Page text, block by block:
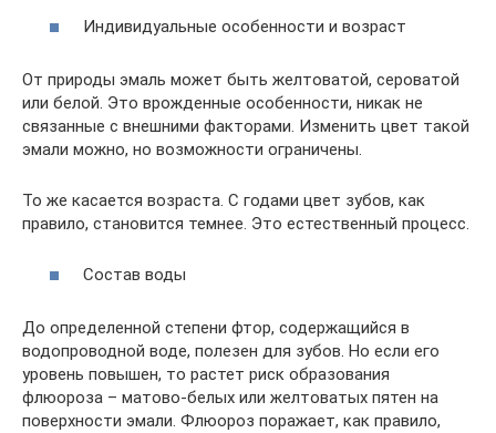
Индивидуальные особенности и возраст
От природы эмаль может быть желтоватой, сероватой
или белой. Это врожденные особенности, никак не
связанные с внешними факторами. Изменить цвет такой
эмали можно, но возможности ограничены.
То же касается возраста. С годами цвет зубов, как
правило, становится темнее. Это естественный процесс.
Состав воды
До определенной степени фтор, содержащийся в
водопроводной воде, полезен для зубов. Но если его
уровень повышен, то растет риск образования
флюороза – матово-белых или желтоватых пятен на
поверхности эмали. Флюороз поражает, как правило,